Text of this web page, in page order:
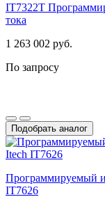
IT7322T
тока
1 263 002 руб.
По запросу
Подобрать аналог
Программируемый
IT7626